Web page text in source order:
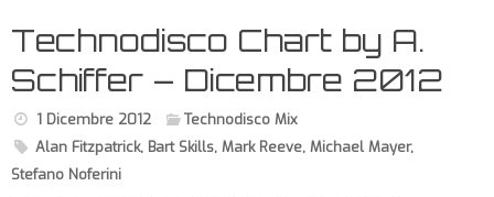
Technodisco Chart by A.
Schiffer – Dicembre 2012
1 Dicembre 2012
Technodisco Mix
Alan Fitzpatrick, Bart Skills, Mark Reeve, Michael Mayer,
Stefano Noferini